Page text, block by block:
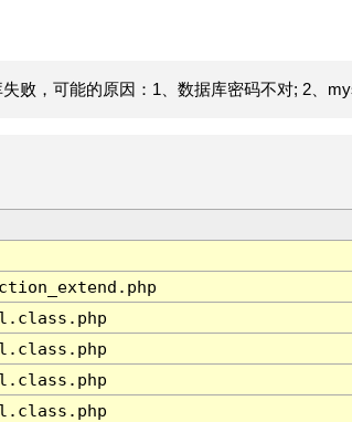
败，可能的原因：1、数据库密码不对; 2、